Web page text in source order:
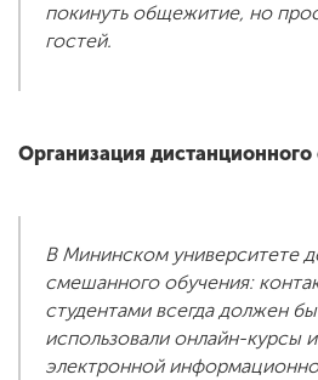
покинуть общежитие, но
гостей.
Организация дистанционного
В Мининском университете
смешанного обучения:
студентами всегда должен
использовали онлайн-курсы
электронной